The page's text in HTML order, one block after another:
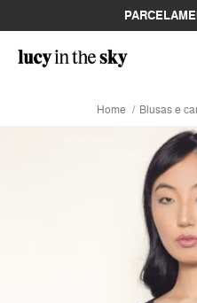
Home Blusas e